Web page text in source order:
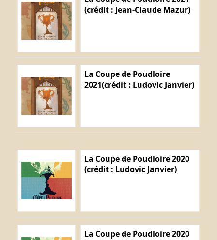
(crédit : Jean-Claude Mazur)
La Coupe de Poudloire
2021(crédit : Ludovic Janvier)
La Coupe de Poudloire 2020
(crédit : Ludovic Janvier)
La Coupe de Poudloire 2020